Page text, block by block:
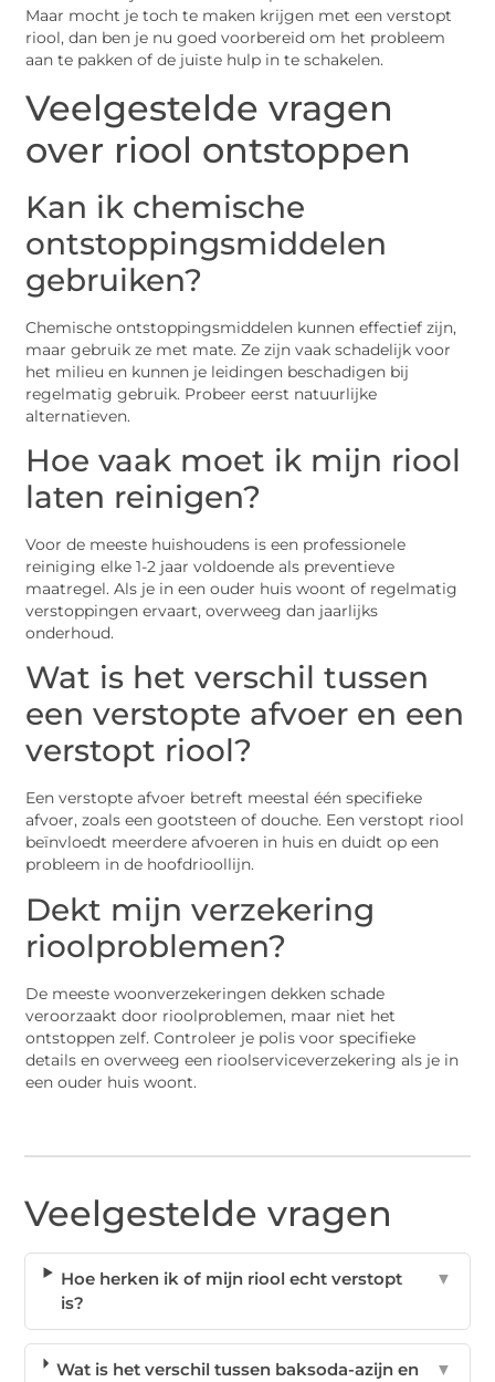
Maar mocht je toch te maken krijgen met een verstopt
riool, dan ben je nu goed voorbereid om het probleem
aan te pakken of de juiste hulp in te schakelen.
Veelgestelde vragen
over riool ontstoppen
Kan ik chemische
ontstoppingsmiddelen
gebruiken?
Chemische ontstoppingsmiddelen kunnen effectief zijn,
maar gebruik ze met mate. Ze zijn vaak schadelijk voor
het milieu en kunnen je leidingen beschadigen bij
regelmatig gebruik. Probeer eerst natuurlijke
alternatieven.
Hoe vaak moet ik mijn riool
laten reinigen?
Voor de meeste huishoudens is een professionele
reiniging elke 1-2 jaar voldoende als preventieve
maatregel. Als je in een ouder huis woont of regelmatig
verstoppingen ervaart, overweeg dan jaarlijks
onderhoud.
Wat is het verschil tussen
een verstopte afvoer en een
verstopt riool?
Een verstopte afvoer betreft meestal één specifieke
afvoer, zoals een gootsteen of douche. Een verstopt riool
beïnvloedt meerdere afvoeren in huis en duidt op een
probleem in de hoofdrioollijn.
Dekt mijn verzekering
rioolproblemen?
De meeste woonverzekeringen dekken schade
veroorzaakt door rioolproblemen, maar niet het
ontstoppen zelf. Controleer je polis voor specifieke
details en overweeg een rioolserviceverzekering als je in
een ouder huis woont.
Veelgestelde vragen
Hoe herken ik of mijn riool echt verstopt
is?
▼
Wat is het verschil tussen baksoda-azijn en
▼